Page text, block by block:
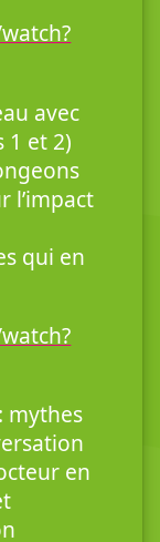
avec
1 et 2)
l’impact
qui en
mythes
en